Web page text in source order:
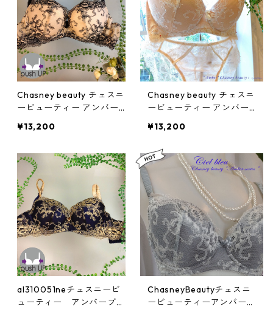
Chasney beauty チェスニ
ービューティー アンバー
k
¥13,200
Chasney beauty チェスニ
ービューティー アンバー
1ch
¥13,200
al310051neチェスニービ
ューティー アンバーブラ
ChasneyBeautyチェスニ
ービューティーアンバーブ